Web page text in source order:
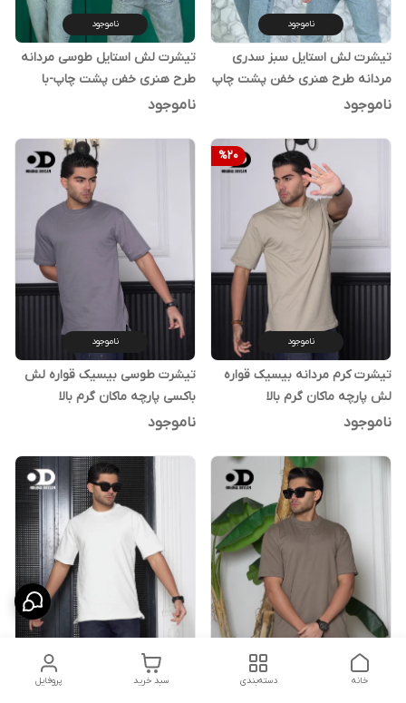
ناموجود
تیشرت لش استایل سبز سدری
مردانه طرح هنری خفن پشت چاپ
ناموجود
ناموجود
تیشرت لش استایل طوسی مردانه
طرح هنری خفن پشت چاپ-با
تضمین کیفیت
ناموجود
%20
ناموجود
تیشرت کرم مردانه بیسیک قواره
لش پارچه ماکان گرم بالا
ناموجود
ناموجود
تیشرت طوسی بیسیک قواره لش
باکسی پارچه ماکان گرم بالا
ناموجود
پروفایل سبد خرید دسته‌بندی خانه